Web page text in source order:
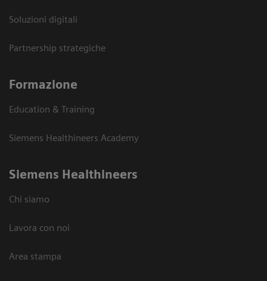
Soluzioni digitali
Partnership strategiche
Formazione
Education & Training
Siemens Healthineers Academy
Siemens Healthineers
Chi siamo
Lavora con noi
Area stampa